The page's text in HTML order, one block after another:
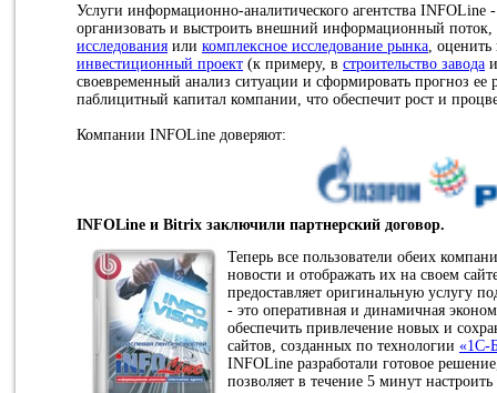
Услуги информационно-аналитического агентства INFOLine
организовать и выстроить внешний информационный
исследования или комплексное исследование рынка ,
инвестиционный проект (к примеру, в строительство завода
своевременный анализ ситуации и сформировать прогноз ее
паблицитный капитал компании, что обеспечит рост и
Компании INFOLine доверяют:
INFOLine и Bitrix заключили партнерский договор.
Теперь все пользователи обеих
новости и отображать их на своем
предоставляет оригинальную услугу
- это оперативная и динамичная
обеспечить привлечение новых и
сайтов, созданных по технологии «1C-
INFOLine разработали готовое
позволяет в течение 5 минут